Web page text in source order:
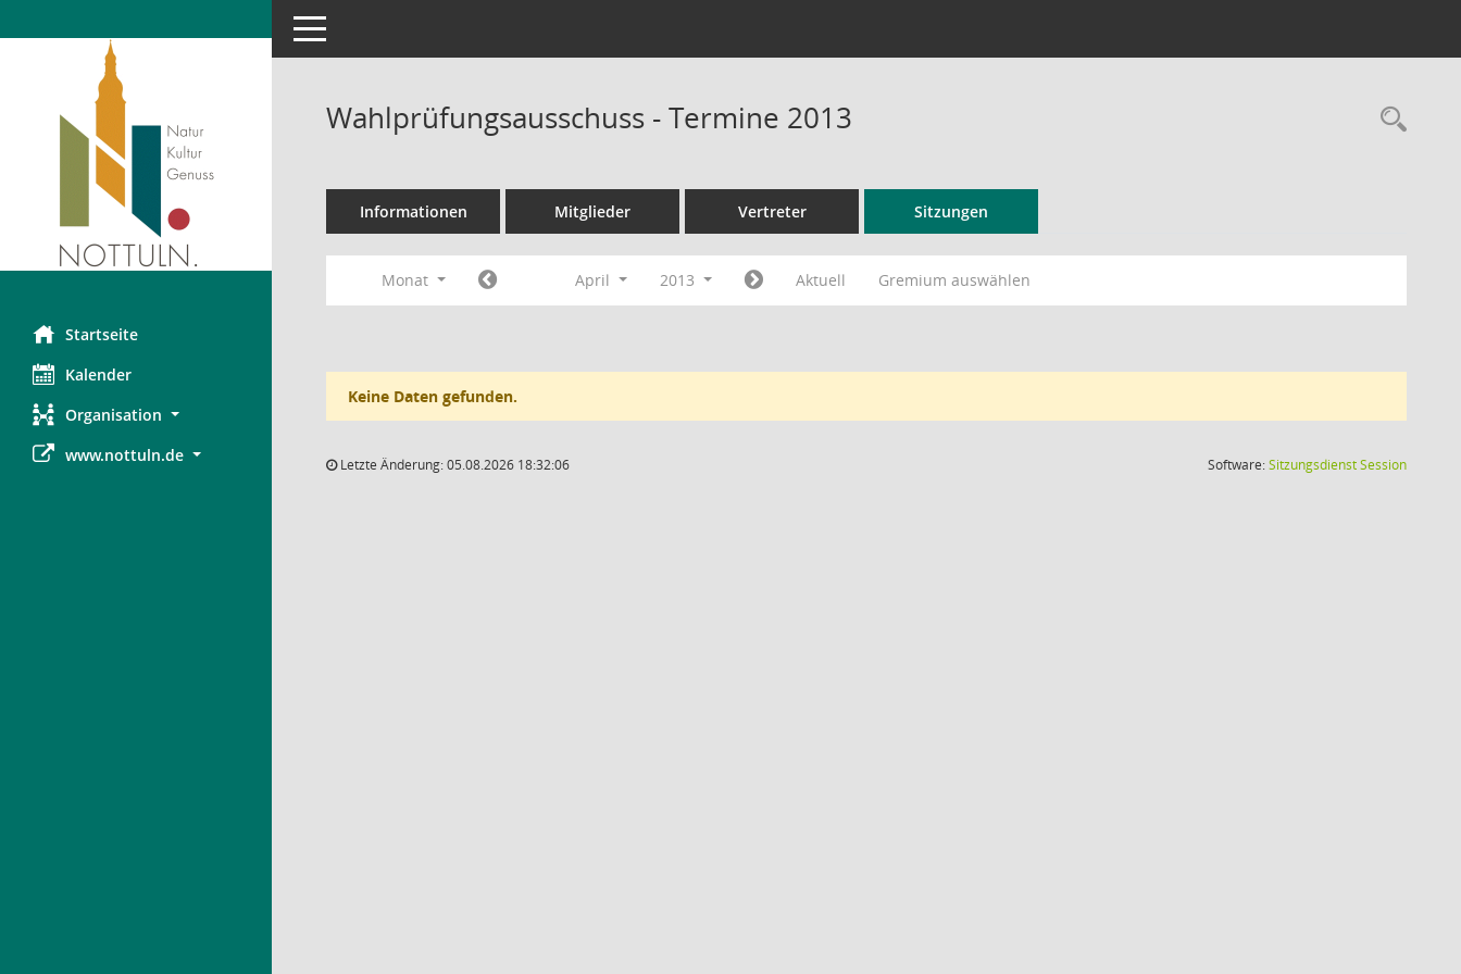
Startseite
Kalender
Organisation
www.nottuln.de
Toggle navigation
Wahlprüfungsausschuss - Termine 2013
Informationen Mitglieder Vertreter Sitzungen
Monat April 2013 Aktuell Gremium auswählen
Keine Daten gefunden.
Letzte Änderung: 05.08.2026 18:32:06 Software:SitzungsdienstSession(Wird in